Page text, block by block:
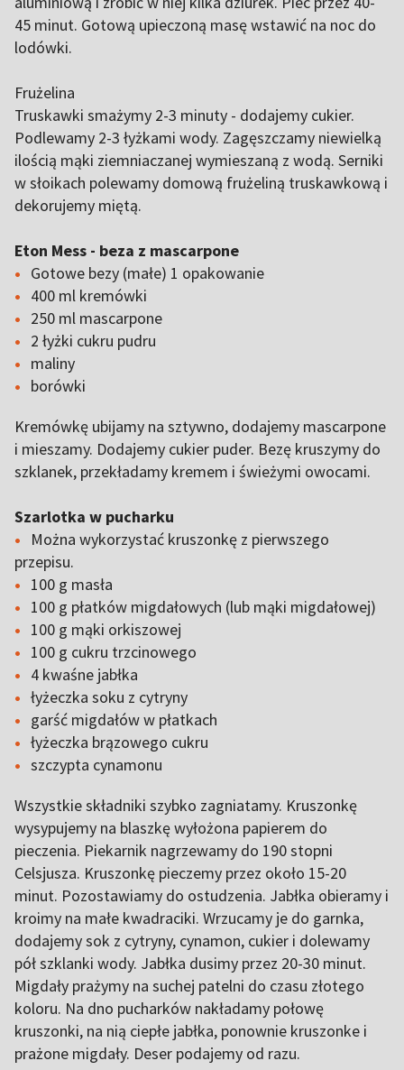
45 minut. Gotową upieczoną masę wstawić na noc do
lodówki.
Frużelina
Truskawki smażymy 2-3 minuty - dodajemy cukier.
Podlewamy 2-3 łyżkami wody. Zagęszczamy niewielką
ilością mąki ziemniaczanej wymieszaną z wodą. Serniki
w słoikach polewamy domową frużeliną truskawkową i
dekorujemy miętą.
Eton Mess - beza z mascarpone
Gotowe bezy (małe) 1 opakowanie
400 ml kremówki
250 ml mascarpone
2 łyżki cukru pudru
maliny
borówki
Kremówkę ubijamy na sztywno, dodajemy mascarpone
i mieszamy. Dodajemy cukier puder. Bezę kruszymy do
szklanek, przekładamy kremem i świeżymi owocami.
Szarlotka w pucharku
Można wykorzystać kruszonkę z pierwszego
przepisu.
100 g masła
100 g płatków migdałowych (lub mąki migdałowej)
100 g mąki orkiszowej
100 g cukru trzcinowego
4 kwaśne jabłka
łyżeczka soku z cytryny
garść migdałów w płatkach
łyżeczka brązowego cukru
szczypta cynamonu
Wszystkie składniki szybko zagniatamy. Kruszonkę
wysypujemy na blaszkę wyłożona papierem do
pieczenia. Piekarnik nagrzewamy do 190 stopni
Celsjusza. Kruszonkę pieczemy przez około 15-20
minut. Pozostawiamy do ostudzenia. Jabłka obieramy i
kroimy na małe kwadraciki. Wrzucamy je do garnka,
dodajemy sok z cytryny, cynamon, cukier i dolewamy
pół szklanki wody. Jabłka dusimy przez 20-30 minut.
Migdały prażymy na suchej patelni do czasu złotego
koloru. Na dno pucharków nakładamy połowę
kruszonki, na nią ciepłe jabłka, ponownie kruszonke i
prażone migdały. Deser podajemy od razu.